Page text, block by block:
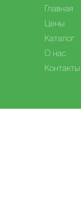
Главная
Цены
Каталог
О нас
Контакты